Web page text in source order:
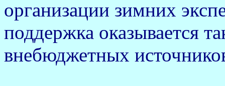
организации зимних
поддержка оказывается
внебюджетных